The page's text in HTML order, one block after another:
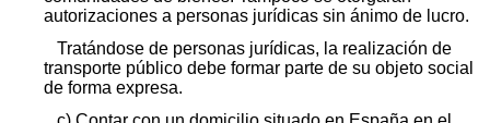
autorizaciones a personas jurídicas sin ánimo de lucro.
Tratándose de personas jurídicas, la realización de
transporte público debe formar parte de su objeto social
de forma expresa.